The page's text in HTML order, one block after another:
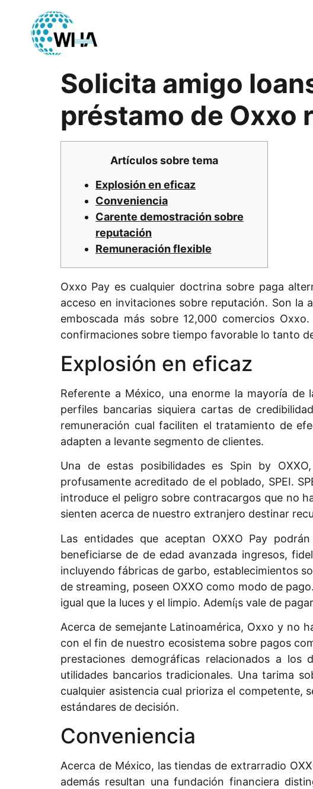
Solicita amigo
préstamo de Oxxo
Artículos sobre tema
Explosión en eficaz
Conveniencia
Carente demostración sobre
reputación
Remuneración flexible
Oxxo Pay es cualquier doctrina sobre paga
acceso en invitaciones sobre reputación. Son la
emboscada más sobre 12,000 comercios Oxxo.
confirmaciones sobre tiempo favorable lo tanto
Explosión en eficaz
Referente a México, una enorme la mayoría
perfiles bancarias siquiera cartas de
remuneración cual faciliten el tratamiento de
adapten a levante segmento de clientes.
Una de estas posibilidades es Spin by
profusamente acreditado de el poblado, SPEI.
introduce el peligro sobre contracargos que no
sienten acerca de nuestro extranjero destinar
Las entidades que aceptan OXXO Pay
beneficiarse de de edad avanzada ingresos,
incluyendo fábricas de garbo, establecimientos
de streaming, poseen OXXO como modo de
igual que la luces y el limpio. Ademí¡s vale de
Acerca de semejante Latinoamérica, Oxxo y no
con el fin de nuestro ecosistema sobre pagos
prestaciones demográficas relacionados a
utilidades bancarios tradicionales. Una tarima
cualquier asistencia cual prioriza el competente,
estándares de decisión.
Conveniencia
Acerca de México, las tiendas de extrarradio
además resultan una fundación financiera